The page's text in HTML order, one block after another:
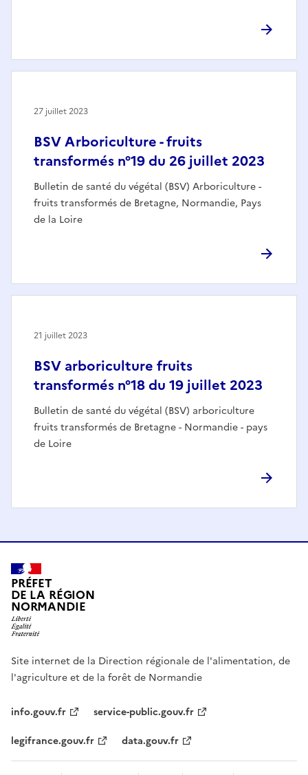
BSV Arboriculture - fruits
transformés n°19 du 26 juillet 2023
Bulletin de santé du végétal (BSV) Arboriculture -
fruits transformés de Bretagne, Normandie, Pays
de la Loire
27 juillet 2023
BSV arboriculture fruits
transformés n°18 du 19 juillet 2023
Bulletin de santé du végétal (BSV) arboriculture
fruits transformés de Bretagne - Normandie - pays
de Loire
21 juillet 2023
PRÉFET
DE LA RÉGION
NORMANDIE
Site internet de la Direction régionale de l'alimentation, de
l'agriculture et de la forêt de Normandie
info.gouv.fr
service-public.gouv.fr
legifrance.gouv.fr
data.gouv.fr